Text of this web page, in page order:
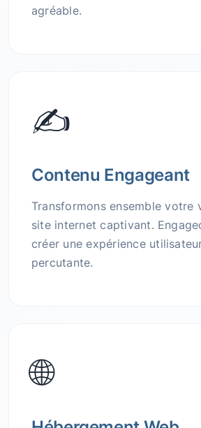
agréable.
✍️
Contenu Engageant
Transformons ensemble votre
site internet captivant.
créer une expérience
percutante.
🌐